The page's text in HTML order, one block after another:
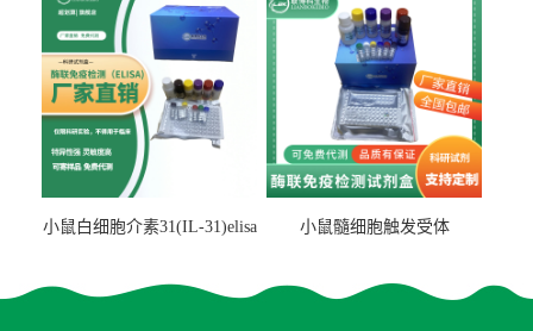
小鼠白细胞介素31(IL-31)elisa
小鼠髓细胞触发受体